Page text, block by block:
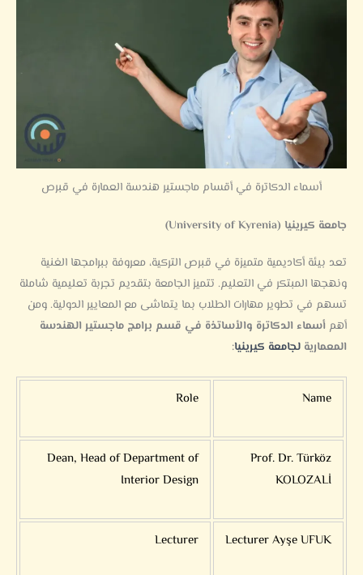
أسماء الدكاترة في أقسام ماجستير هندسة العمارة في قبرص
جامعة كيرينيا (University of Kyrenia)
تعد بيئة أكاديمية متميزة في قبرص التركية، معروفة ببرامجها الغنية
ونهجها المبتكر في التعليم. تتميز الجامعة بتقديم تجربة تعليمية شاملة
تسهم في تطوير مهارات الطلاب بما يتماشى مع المعايير الدولية. ومن
أهم أسماء الدكاترة والأساتذة في قسم برامج ماجستير الهندسة
المعمارية لجامعة كيرينيا:
Name
Role
Prof. Dr. Türköz
KOLOZALİ
Dean, Head of Department of
Interior Design
Lecturer Ayşe UFUK
Lecturer